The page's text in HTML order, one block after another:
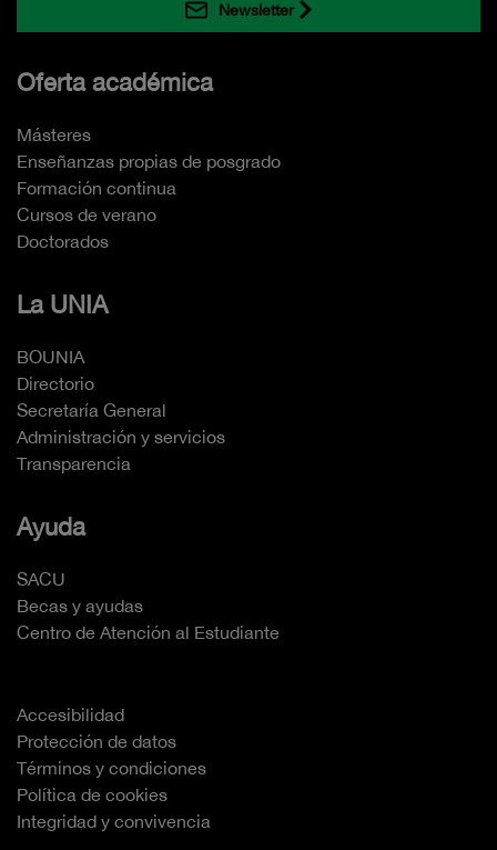
Newsletter
Oferta académica
Másteres
Enseñanzas propias de posgrado
Formación continua
Cursos de verano
Doctorados
La UNIA
BOUNIA
Directorio
Secretaría General
Administración y servicios
Transparencia
Ayuda
SACU
Becas y ayudas
Centro de Atención al Estudiante
Accesibilidad
Protección de datos
Términos y condiciones
Política de cookies
Integridad y convivencia